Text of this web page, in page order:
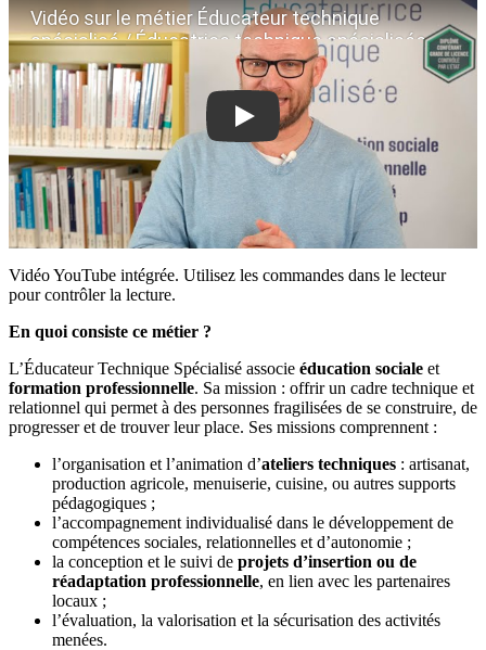
Vidéo sur le métier Éducateur technique
spécialisé / Éducatrice technique spécialisée
Vidéo YouTube intégrée. Utilisez les commandes dans le lecteur
pour contrôler la lecture.
En quoi consiste ce métier ?
L’Éducateur Technique Spécialisé associe éducation sociale et
formation professionnelle. Sa mission : offrir un cadre technique et
relationnel qui permet à des personnes fragilisées de se construire, de
progresser et de trouver leur place. Ses missions comprennent :
l’organisation et l’animation d’ateliers techniques : artisanat,
production agricole, menuiserie, cuisine, ou autres supports
pédagogiques ;
l’accompagnement individualisé dans le développement de
compétences sociales, relationnelles et d’autonomie ;
la conception et le suivi de projets d’insertion ou de
réadaptation professionnelle, en lien avec les partenaires
locaux ;
l’évaluation, la valorisation et la sécurisation des activités
menées.